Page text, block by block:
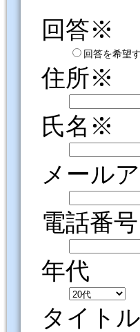
回答※
回答を希望
住所※
氏名※
メール
電話番号
年代
タイト